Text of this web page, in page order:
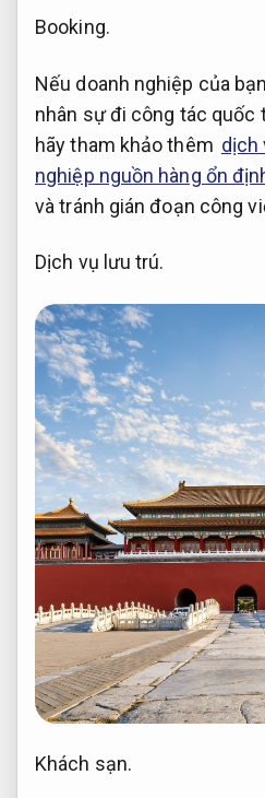
Booking.
Nếu doanh nghiệp của
nhân sự đi công tác quốc
hãy tham khảo thêm dịch
nghiệp nguồn hàng ổn
và tránh gián đoạn công
Dịch vụ lưu trú.
Khách sạn.